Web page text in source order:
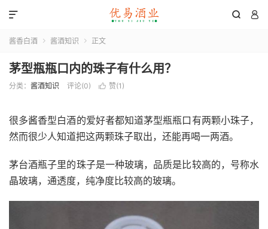
 

酱香白酒  酱酒知识  正文
茅型瓶瓶口内的珠子有什么用？
分类： 酱酒知识 评论(0)  赞(1 )
很多酱香型白酒的爱好者都知道茅型瓶瓶口有两颗小珠子，
然而很少人知道把这两颗珠子取出，还能再喝一两酒。
茅台酒瓶子里的珠子是一种玻璃，品质是比较高的，号称水
晶玻璃，通透度，纯净度比较高的玻璃。